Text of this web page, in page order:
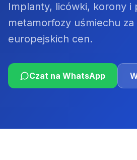
Implanty, licówki, korony i
metamorfozy uśmiechu za
europejskich cen.
Czat na WhatsApp